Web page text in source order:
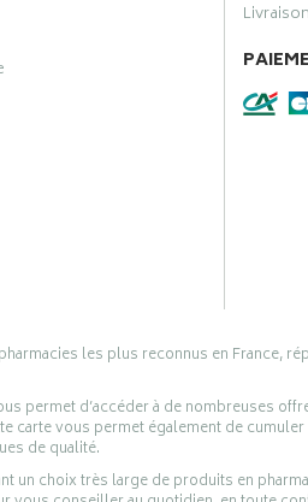
les plus reconnus en France,
permet d’accéder à de nombreuses
vous permet également de
de qualité.
un choix très large de produits en